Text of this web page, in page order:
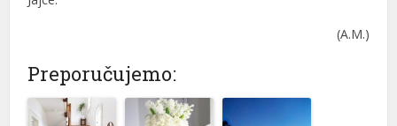
(A.M.)
Preporučujemo: